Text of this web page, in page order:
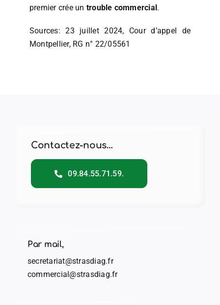
premier crée un trouble commercial .
Sources:23 juillet 2024, Cour d’appel de
Montpellier, RG n° 22/05561
Contactez-nous…
09.84.55.71.59.
Par mail,
secretariat@strasdiag.fr
commercial@strasdiag.fr